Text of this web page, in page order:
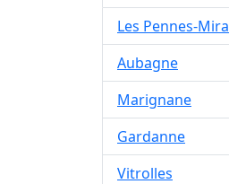
Les Pennes-
Aubagne
Marignane
Gardanne
Vitrolles